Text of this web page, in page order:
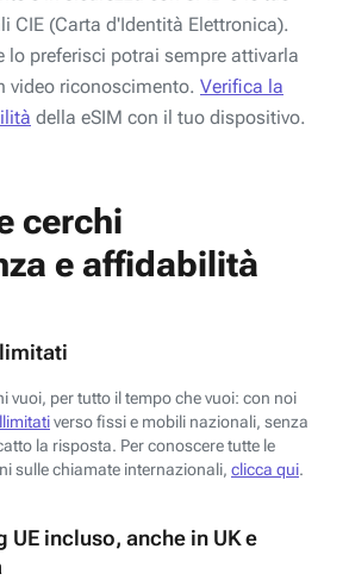
CIE (Carta d'Identità Elettronica).
lo preferisci potrai sempre attivarla
video riconoscimento. Verifica la
della eSIM con il tuo dispositivo.
cerchi
e affidabilità
vuoi, per tutto il tempo che vuoi: con noi
verso fissi e mobili nazionali, senza
la risposta. Per conoscere tutte le
sulle chiamate internazionali, clicca qui.
UE incluso, anche in UK e